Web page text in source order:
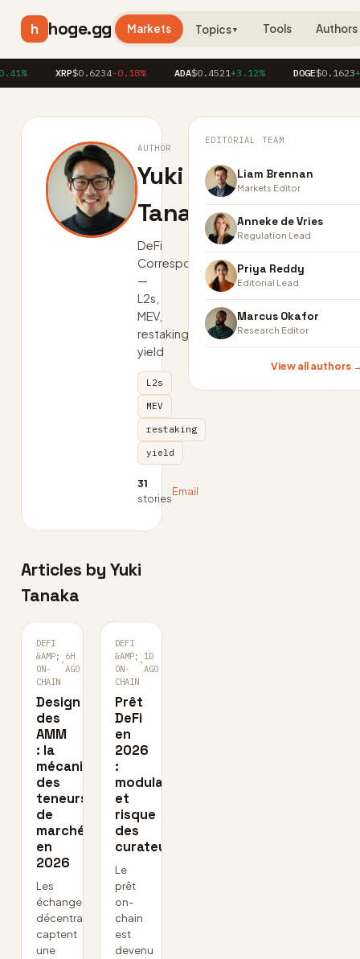
h hoge.gg Markets Topics▼ Tools Authors
XRP$0.6234-0.18% ADA$0.4521+3.12% DOGE$0.1623
AUTHOR
Yuki
Tanaka
DeFi
Correspondent
—
L2s,
MEV,
restaking,
yield
L2s
MEV
restaking
yield
31
stories
Email
Articles by Yuki
Tanaka
DEFI
&AMP;
ON-
CHAIN
·
6H
AGO
Design
des
AMM
: la
mécanique
des
teneurs
de
marché
en
2026
Les
échanges
décentralisés
captent
une
DEFI
&AMP;
ON-
CHAIN
·
1D
AGO
Prêt
DeFi
en
2026
:
modularisation
et
risque
des
curateurs
Le
prêt
on-
chain
est
devenu
EDITORIAL TEAM
Liam Brennan
Markets Editor
Anneke de Vries
Regulation Lead
Priya Reddy
Editorial Lead
Marcus Okafor
Research Editor
View all authors